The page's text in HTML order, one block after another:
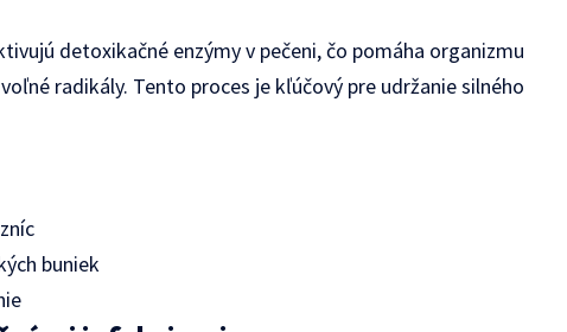
detoxikačné enzýmy v pečeni, čo pomáha organizmu
radikály. Tento proces je kľúčový pre udržanie silného
buniek